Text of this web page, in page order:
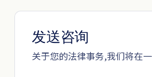
发送咨询
关于您的法律事务,我们将在